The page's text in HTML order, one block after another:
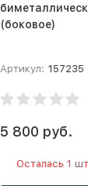
(боковое)
Артикул: 157235
5 800 руб.
Осталась 1